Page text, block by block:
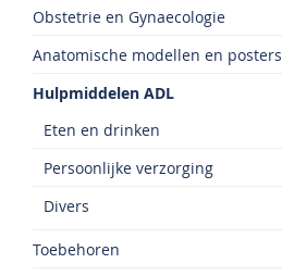
Obstetrie en Gynaecologie
Anatomische modellen en posters
Hulpmiddelen ADL
Eten en drinken
Persoonlijke verzorging
Divers
Toebehoren